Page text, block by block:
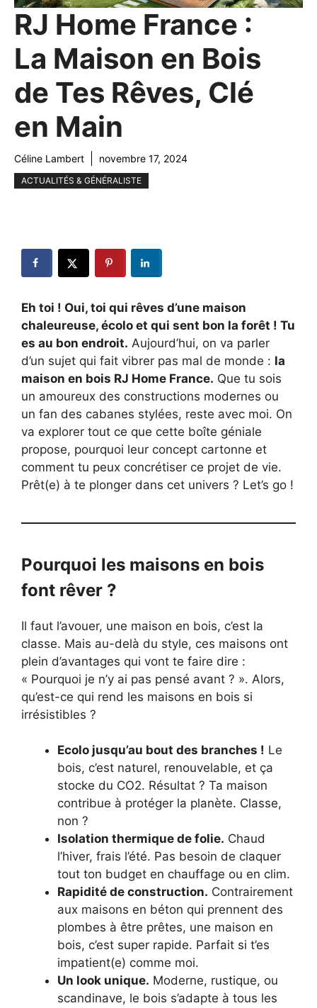
RJ Home France :
La Maison en Bois
de Tes Rêves, Clé
en Main
Céline Lambert novembre 17, 2024
ACTUALITÉS & GÉNÉRALISTE
Eh toi ! Oui, toi qui rêves d’une maison
chaleureuse, écolo et qui sent bon la forêt ! Tu
es au bon endroit. Aujourd’hui, on va parler
d’un sujet qui fait vibrer pas mal de monde : la
maison en bois RJ Home France. Que tu sois
un amoureux des constructions modernes ou
un fan des cabanes stylées, reste avec moi. On
va explorer tout ce que cette boîte géniale
propose, pourquoi leur concept cartonne et
comment tu peux concrétiser ce projet de vie.
Prêt(e) à te plonger dans cet univers ? Let’s go !
Pourquoi les maisons en bois
font rêver ?
Il faut l’avouer, une maison en bois, c’est la
classe. Mais au-delà du style, ces maisons ont
plein d’avantages qui vont te faire dire :
« Pourquoi je n’y ai pas pensé avant ? ». Alors,
qu’est-ce qui rend les maisons en bois si
irrésistibles ?
Ecolo jusqu’au bout des branches ! Le
bois, c’est naturel, renouvelable, et ça
stocke du CO2. Résultat ? Ta maison
contribue à protéger la planète. Classe,
non ?
Isolation thermique de folie. Chaud
l’hiver, frais l’été. Pas besoin de claquer
tout ton budget en chauffage ou en clim.
Rapidité de construction. Contrairement
aux maisons en béton qui prennent des
plombes à être prêtes, une maison en
bois, c’est super rapide. Parfait si t’es
impatient(e) comme moi.
Un look unique. Moderne, rustique, ou
scandinave, le bois s’adapte à tous les